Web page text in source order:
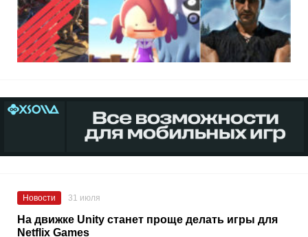
Новости 31 июля
На движке Unity станет проще делать игры для
Netflix Games